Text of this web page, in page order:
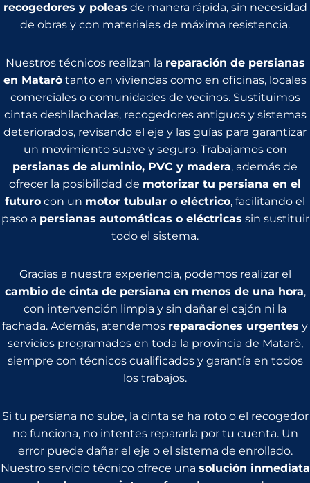
recogedores y poleas de manera rápida, sin necesidad
de obras y con materiales de máxima resistencia.
Nuestros técnicos realizan la reparación de persianas
en Matarò tanto en viviendas como en oficinas, locales
comerciales o comunidades de vecinos. Sustituimos
cintas deshilachadas, recogedores antiguos y sistemas
deteriorados, revisando el eje y las guías para garantizar
un movimiento suave y seguro. Trabajamos con
persianas de aluminio, PVC y madera, además de
ofrecer la posibilidad de motorizar tu persiana en el
futuro con un motor tubular o eléctrico, facilitando el
paso a persianas automáticas o eléctricas sin sustituir
todo el sistema.
Gracias a nuestra experiencia, podemos realizar el
cambio de cinta de persiana en menos de una hora,
con intervención limpia y sin dañar el cajón ni la
fachada. Además, atendemos reparaciones urgentes y
servicios programados en toda la provincia de Matarò,
siempre con técnicos cualificados y garantía en todos
los trabajos.
Si tu persiana no sube, la cinta se ha roto o el recogedor
no funciona, no intentes repararla por tu cuenta. Un
error puede dañar el eje o el sistema de enrollado.
Nuestro servicio técnico ofrece una solución inmediata